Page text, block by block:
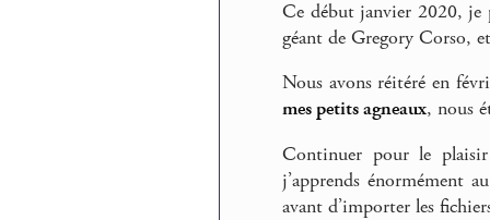
Ce début janvier 2020, je
géant de Gregory Corso,
Nous avons réitéré en
mes petits agneaux, nous
Continuer pour le
j’apprends énormément
avant d’importer les